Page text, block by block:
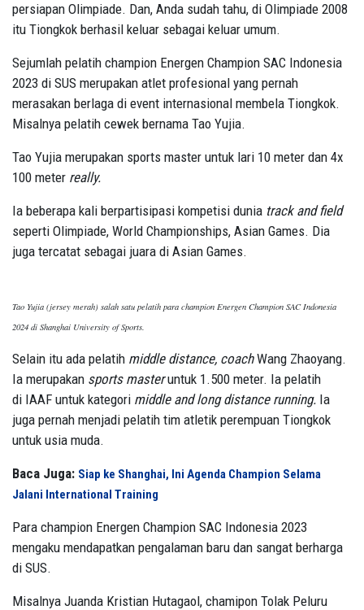
persiapan Olimpiade. Dan, Anda sudah tahu, di Olimpiade 2008
itu Tiongkok berhasil keluar sebagai keluar umum.
Sejumlah pelatih champion Energen Champion SAC Indonesia
2023 di SUS merupakan atlet profesional yang pernah
merasakan berlaga di event internasional membela Tiongkok.
Misalnya pelatih cewek bernama Tao Yujia.
Tao Yujia merupakan sports master untuk lari 10 meter dan 4x
100 meter really.
Ia beberapa kali berpartisipasi kompetisi dunia track and field
seperti Olimpiade, World Championships, Asian Games. Dia
juga tercatat sebagai juara di Asian Games.
Tao Yujia (jersey merah) salah satu pelatih para champion Energen Champion SAC Indonesia
2024 di Shanghai University of Sports.
Selain itu ada pelatih middle distance, coachWang Zhaoyang.
Ia merupakan sports masteruntuk 1.500 meter. Ia pelatih
di IAAF untuk kategori middle and long distance running. Ia
juga pernah menjadi pelatih tim atletik perempuan Tiongkok
untuk usia muda.
Baca Juga: Siap ke Shanghai, Ini Agenda Champion Selama
Jalani International Training
Para champion Energen Champion SAC Indonesia 2023
mengaku mendapatkan pengalaman baru dan sangat berharga
di SUS.
Misalnya Juanda Kristian Hutagaol, chamipon Tolak Peluru